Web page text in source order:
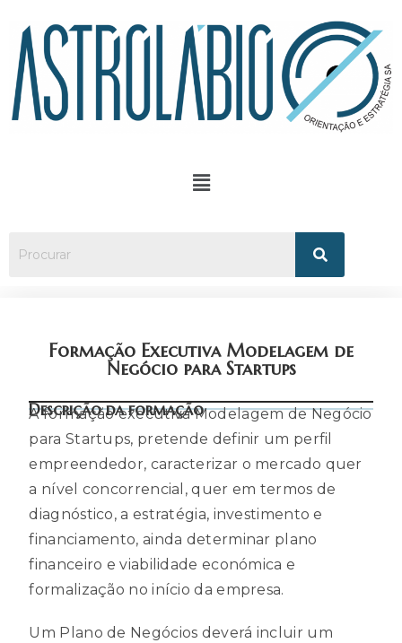
Formação Executiva Modelagem de
Negócio para Startups
Descrição da formação
A formação executiva Modelagem de Negócio
para Startups, pretende definir um perfil
empreendedor, caracterizar o mercado quer
a nível concorrencial, quer em termos de
diagnóstico, a estratégia, investimento e
financiamento, ainda determinar plano
financeiro e viabilidade económica e
formalização no início da empresa.
Um Plano de Negócios deverá incluir um